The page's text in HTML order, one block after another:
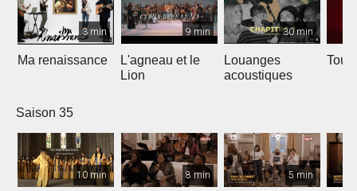
3 min
Ma renaissance
9 min
L'agneau et le
Lion
30 min
Louanges
acoustiques
Tout
Saison 35
10 min 8 min 5 min